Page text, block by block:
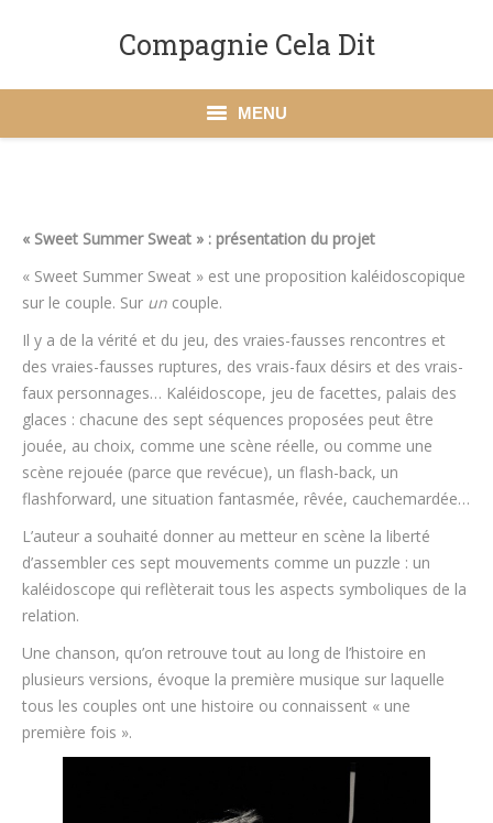
Compagnie Cela Dit
MENU
Spectacles
Dates à venir
Presse
Contact
« Sweet Summer Sweat » : présentation du projet
« Sweet Summer Sweat » est une proposition kaléidoscopique
sur le couple. Sur un couple.
Il y a de la vérité et du jeu, des vraies-fausses rencontres et
des vraies-fausses ruptures, des vrais-faux désirs et des vrais-
faux personnages… Kaléidoscope, jeu de facettes, palais des
glaces : chacune des sept séquences proposées peut être
jouée, au choix, comme une scène réelle, ou comme une
scène rejouée (parce que revécue), un flash-back, un
flashforward, une situation fantasmée, rêvée, cauchemardée…
L’auteur a souhaité donner au metteur en scène la liberté
d’assembler ces sept mouvements comme un puzzle : un
kaléidoscope qui reflèterait tous les aspects symboliques de la
relation.
Une chanson, qu’on retrouve tout au long de l’histoire en
plusieurs versions, évoque la première musique sur laquelle
tous les couples ont une histoire ou connaissent « une
première fois ».